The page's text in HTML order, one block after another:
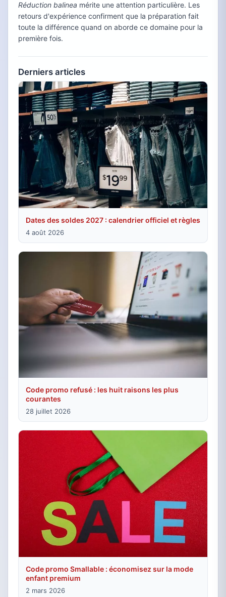
Réduction balinea mérite une attention particulière. Les
retours d'expérience confirment que la préparation fait
toute la différence quand on aborde ce domaine pour la
première fois.
Derniers articles
Dates des soldes 2027 : calendrier officiel et règles
4 août 2026
Code promo refusé : les huit raisons les plus
courantes
28 juillet 2026
Code promo Smallable : économisez sur la mode
enfant premium
2 mars 2026